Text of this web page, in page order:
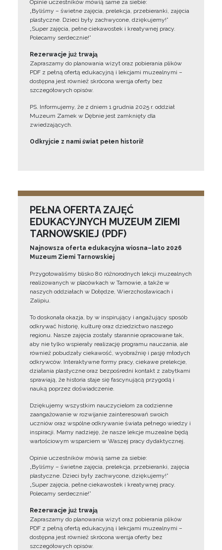
Opinie uczestników mówią same za siebie:
„Byliśmy – świetne zajęcia, prelekcja, przebieranki, zajęcia
plastyczne. Dzieci były zachwycone, dziękujemy!”
„Super zajęcia, pełne ciekawostek i kreatywnej pracy.
Polecamy serdecznie!”
Rezerwacje już trwają
Zapraszamy do planowania wizyt oraz pobierania plików
PDF z pełną ofertą edukacyjną i lekcjami muzealnymi –
dostępna jest również skrócona wersja oferty bez
szczegółowych opisów.
PS. Informujemy, że z dniem 1 grudnia 2025 r. oddział
Muzeum Zamek w Dębnie jest zamknięty dla
zwiedzających.
Odkryjcie z nami świat pełen historii!
PEŁNA OFERTA ZAJĘĆ
EDUKACYJNYCH MUZEUM ZIEMI
TARNOWSKIEJ (PDF)
Najnowsza oferta edukacyjna wiosna–lato 2026
Muzeum Ziemi Tarnowskiej
Przygotowaliśmy blisko 80 różnorodnych lekcji muzealnych
realizowanych w placówkach w Tarnowie, a także w
naszych oddziałach w Dołędze, Wierzchosławicach i
Zalipiu.
To doskonała okazja, by w inspirujący i angażujący sposób
odkrywać historię, kulturę oraz dziedzictwo naszego
regionu. Nasze zajęcia zostały starannie opracowane tak,
aby nie tylko wspierały realizację programu nauczania, ale
również pobudzały ciekawość, wyobraźnię i pasję młodych
odkrywców. Interaktywne formy pracy, ciekawe prelekcje,
działania plastyczne oraz bezpośredni kontakt z zabytkami
sprawiają, że historia staje się fascynującą przygodą i
nauką poprzez doświadczenie.
Dziękujemy wszystkim nauczycielom za codzienne
zaangażowanie w rozwijanie zainteresowań swoich
uczniów oraz wspólne odkrywanie świata pełnego wiedzy i
inspiracji. Mamy nadzieję, że nasze lekcje muzealne będą
wartościowym wsparciem w Waszej pracy dydaktycznej.
Opinie uczestników mówią same za siebie:
„Byliśmy – świetne zajęcia, prelekcja, przebieranki, zajęcia
plastyczne. Dzieci były zachwycone, dziękujemy!”
„Super zajęcia, pełne ciekawostek i kreatywnej pracy.
Polecamy serdecznie!”
Rezerwacje już trwają
Zapraszamy do planowania wizyt oraz pobierania plików
PDF z pełną ofertą edukacyjną i lekcjami muzealnymi –
dostępna jest również skrócona wersja oferty bez
szczegółowych opisów.